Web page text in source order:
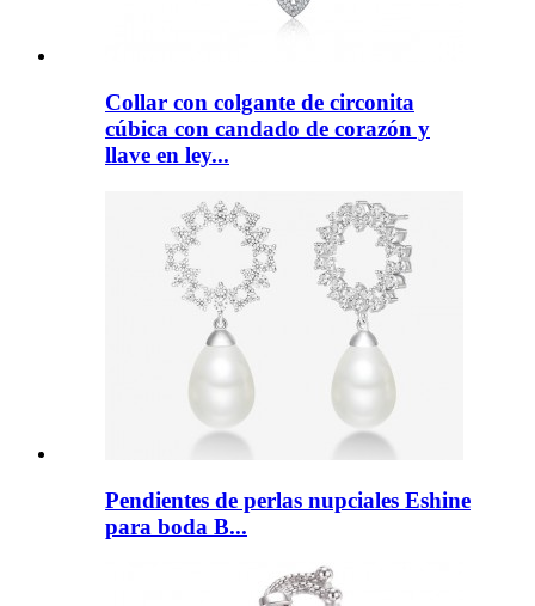
Collar con colgante de circonita
cúbica con candado de corazón y
llave en ley...
Pendientes de perlas nupciales Eshine
para boda B...